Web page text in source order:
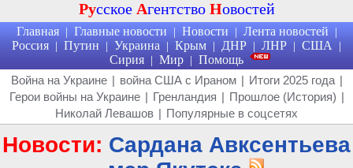
Русское Агентство Новостей
Главная | Главные новости | Новости | Лента новостей |
Россия | Путин | Украина | Крым | ДНР | ЛНР | США |
Сирия | Мир | Помощь
Война на Украине | война США с Ираном | Итоги 2025 года |
Герои войны на Украине | Гренландия | Прошлое (История) |
Николай Левашов | Популярные в соцсетях
Новости: Сардана Авксентьева